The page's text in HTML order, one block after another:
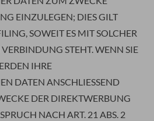
EINZULEGEN; DIES GILT
SOWEIT ES MIT SOLCHER
STEHT. WENN SIE
IHRE
DATEN ANSCHLIESSEND
DER DIREKTWERBUNG
NACH ART. 21 ABS. 2